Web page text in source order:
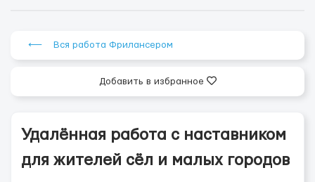
⟵ Вся работа Фрилансером
Добавить в избранное
Удалённая работа с наставником
для жителей сёл и малых городов